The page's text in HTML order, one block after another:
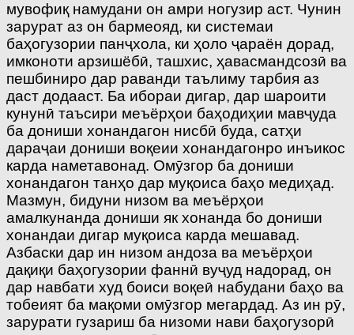
мувофиқ намудани он амри ногузир аст. Чунин
зарурат аз он бармеояд, ки системаи
баҳогузории панҷхола, ки ҳоло ҷараён дорад,
имконоти арзишёбӣ, ташхис, ҳавасмандсозӣ ва
пешбиниро дар раванди таълиму тарбия аз
даст додааст. Ба ибораи дигар, дар шароити
кунунӣ таъсири меъёрҳои баҳодиҳии мавҷуда
ба дониши хонандагон нисбӣ буда, сатҳи
дараҷаи дониши воқеии хонандагонро инъикос
карда наметавонад. Омӯзгор ба дониши
хонандагон танҳо дар муқоиса баҳо медиҳад.
Мазмун, бидуни низом ва меъёрҳои
амалкунанда дониши як хонанда бо дониши
хонандаи дигар муқоиса карда мешавад.
Азбаски дар ин низом андоза ва меъёрҳои
дақиқи баҳогузории фаннӣ вуҷуд надорад, он
дар навбати худ боиси воқеӣ набудани баҳо ва
тобеият ба мақоми омӯзгор мегардад. Аз ин рӯ,
зарурати гузариш ба низоми нави баҳогузорӣ